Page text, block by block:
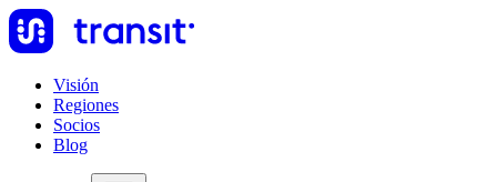
Visión
Regiones
Socios
Blog